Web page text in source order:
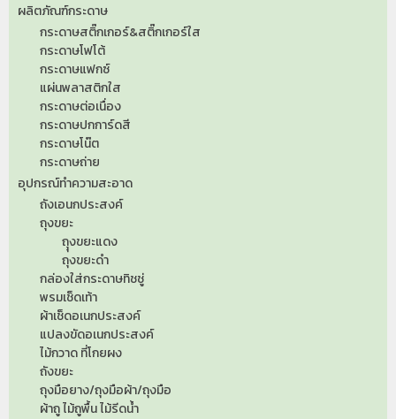
ผลิตภัณฑ์กระดาษ
กระดาษสติ๊กเกอร์&สติ๊กเกอร์ใส
กระดาษโฟโต้
กระดาษแฟกซ์
แผ่นพลาสติกใส
กระดาษต่อเนื่อง
กระดาษปกการ์ดสี
กระดาษโน๊ต
กระดาษถ่าย
อุปกรณ์ทำความสะอาด
ถังเอนกประสงค์
ถุงขยะ
ถุุงขยะแดง
ถุงขยะดำ
กล่องใส่กระดาษทิชชู่
พรมเช็ดเท้า
ผ้าเช็ดอเนกประสงค์
แปลงขัดอเนกประสงค์
ไม้กวาด ที่โกยผง
ถังขยะ
ถุงมือยาง/ถุงมือผ้า/ถุงมือ
ผ้าถู ไม้ถูพื้น ไม้รีดน้ำ